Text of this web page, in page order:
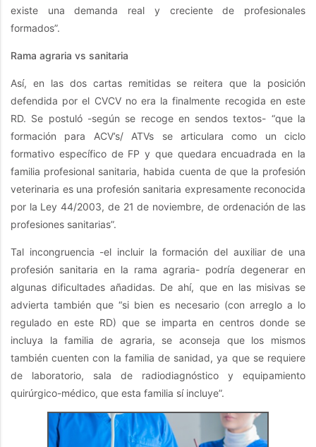
existe una demanda real y creciente de profesionales
formados”.
Rama agraria vs sanitaria
Así, en las dos cartas remitidas se reitera que la posición
defendida por el CVCV no era la finalmente recogida en este
RD. Se postuló -según se recoge en sendos textos- “que la
formación para ACV’s/ ATVs se articulara como un ciclo
formativo específico de FP y que quedara encuadrada en la
familia profesional sanitaria, habida cuenta de que la profesión
veterinaria es una profesión sanitaria expresamente reconocida
por la Ley 44/2003, de 21 de noviembre, de ordenación de las
profesiones sanitarias”.
Tal incongruencia -el incluir la formación del auxiliar de una
profesión sanitaria en la rama agraria- podría degenerar en
algunas dificultades añadidas. De ahí, que en las misivas se
advierta también que “si bien es necesario (con arreglo a lo
regulado en este RD) que se imparta en centros donde se
incluya la familia de agraria, se aconseja que los mismos
también cuenten con la familia de sanidad, ya que se requiere
de laboratorio, sala de radiodiagnóstico y equipamiento
quirúrgico-médico, que esta familia sí incluye”.